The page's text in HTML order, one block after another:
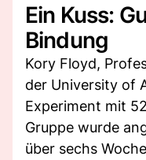
Ein Kuss:
Bindung
Kory Floyd,
der University of
Experiment mit
Gruppe wurde
über sechs